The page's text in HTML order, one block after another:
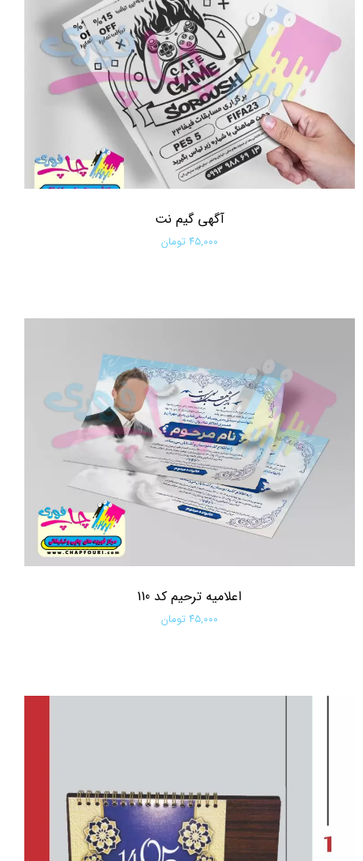
آگهی گیم نت
۴۵,۰۰۰ تومان
اعلامیه ترحیم کد 110
۴۵,۰۰۰ تومان